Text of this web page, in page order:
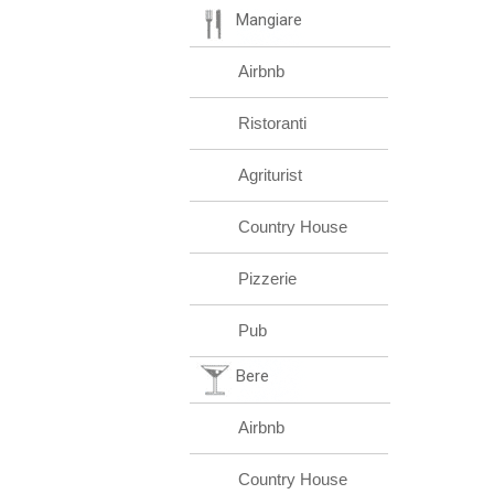
Mangiare
Airbnb
Ristoranti
Agriturist
Country House
Pizzerie
Pub
Bere
Airbnb
Country House